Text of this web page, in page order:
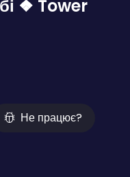
❖ Tower
Не працює?